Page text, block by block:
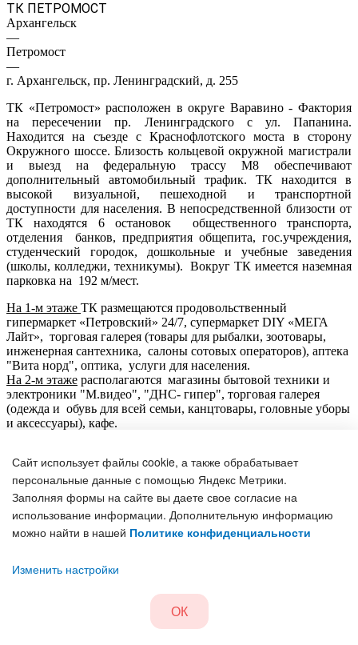
ТК ПЕТРОМОСТ
Архангельск
—
Петромост
—
г. Архангельск, пр. Ленинградский, д. 255
ТК «Петромост» расположен в округе Варавино - Фактория
на пересечении пр. Ленинградского с ул. Папанина.
Находится на съезде с Краснофлотского моста в сторону
Окружного шоссе. Близость кольцевой окружной магистрали
и выезд на федеральную трассу М8 обеспечивают
дополнительный автомобильный трафик. ТК находится в
высокой визуальной, пешеходной и транспортной
доступности для населения. В непосредственной близости от
ТК находятся 6 остановок общественного транспорта,
отделения банков, предприятия общепита, гос.учреждения,
студенческий городок, дошкольные и учебные заведения
(школы, колледжи, техникумы). Вокруг ТК имеется наземная
парковка на 192 м/мест.
На 1-м этаже ТК размещаются продовольственный
гипермаркет «Петровский» 24/7, супермаркет DIY «МЕГА
Лайт», торговая галерея (товары для рыбалки, зоотовары,
инженерная сантехника, салоны сотовых операторов), аптека
"Вита норд", оптика, услуги для населения.
На 2-м этаже располагаются магазины бытовой техники и
электроники "М.видео", "ДНС- гипер", торговая галерея
(одежда и обувь для всей семьи, канцтовары, головные уборы
и аксессуары), кафе.
наружный эл/подъемник грузоподъемностью 1,5 т., система
канального кондиционирования и вентиляции,
автоматическая система пожаротушения, круглосуточная
охрана, система внутреннего и наружного
видеонаблюдения.Имеется собственная трансформаторная эл/
подстанция.
этаже.
Сайт использует файлы cookie, а также обрабатывает
персональные данные с помощью Яндекс Метрики.
Заполняя формы на сайте вы даете свое согласие на
использование информации. Дополнительную информацию
можно найти в нашей Политике конфиденциальности
Изменить настройки
ОК